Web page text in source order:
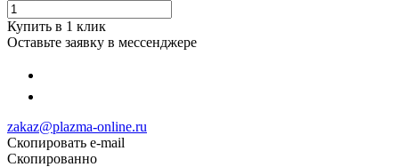
Купить в 1 клик
Оставьте заявку в мессенджере
zakaz@plazma-online.ru
Скопировать e-mail
Cкопированно